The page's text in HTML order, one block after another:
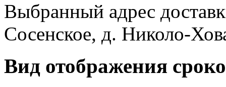
Выбранный адрес
Сосенское, д. Николо-
Вид отображения